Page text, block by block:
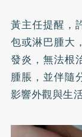
黃主任提醒，
包或淋巴腫大
發炎，無法根
腫脹，並伴隨
影響外觀與生